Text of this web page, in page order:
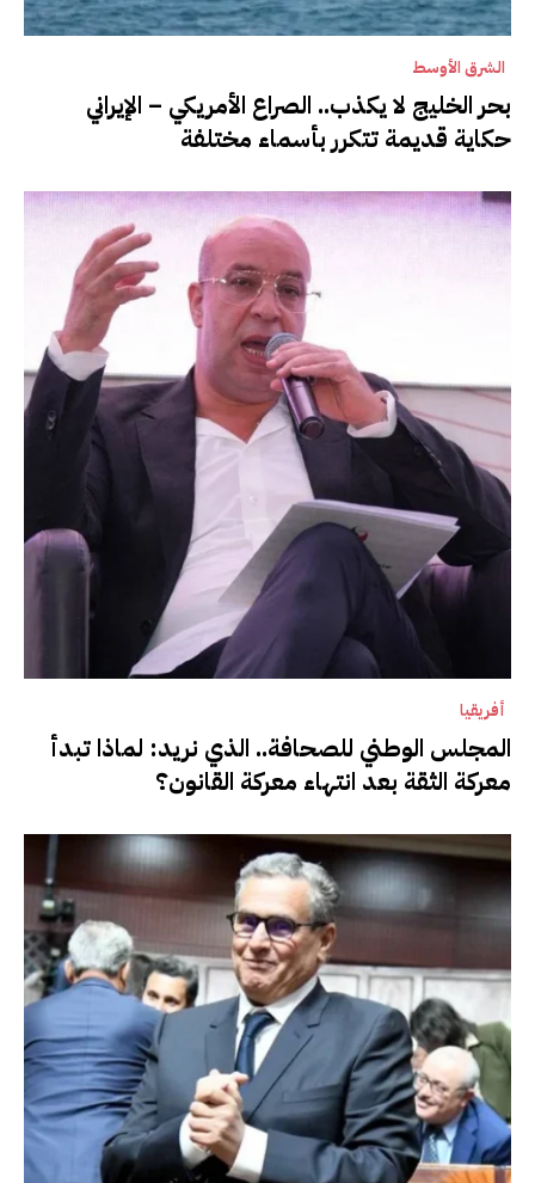
الشرق الأوسط
بحر الخليج لا يكذب.. الصراع الأمريكي – الإيراني
حكاية قديمة تتكرر بأسماء مختلفة
أفريقيا
المجلس الوطني للصحافة.. الذي نريد: لماذا تبدأ
معركة الثقة بعد انتهاء معركة القانون؟